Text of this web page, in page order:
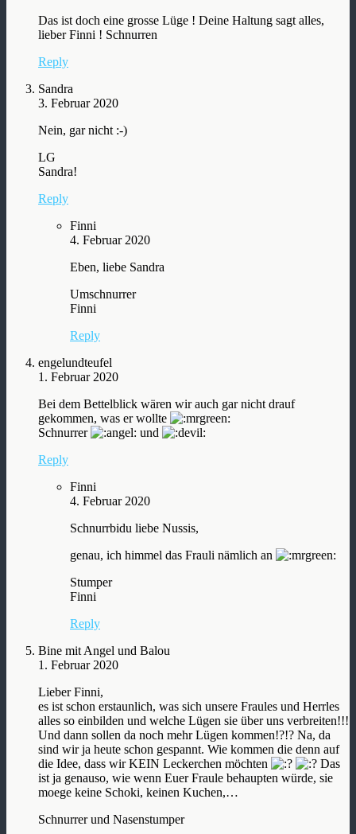
Das ist doch eine grosse Lüge ! Deine Haltung sagt alles,
lieber Finni ! Schnurren
Reply
Sandra
3. Februar 2020
Nein, gar nicht :-)
LG
Sandra!
Reply
Finni
4. Februar 2020
Eben, liebe Sandra
Umschnurrer
Finni
Reply
engelundteufel
1. Februar 2020
Bei dem Bettelblick wären wir auch gar nicht drauf
gekommen, was er wollte
Schnurrer
und
Reply
Finni
4. Februar 2020
Schnurrbidu liebe Nussis,
genau, ich himmel das Frauli nämlich an
Stumper
Finni
Reply
Bine mit Angel und Balou
1. Februar 2020
Lieber Finni,
es ist schon erstaunlich, was sich unsere Fraules und Herrles
alles so einbilden und welche Lügen sie über uns verbreiten!!!
Und dann sollen da noch mehr Lügen kommen!?!? Na, da
sind wir ja heute schon gespannt. Wie kommen die denn auf
die Idee, dass wir KEIN Leckerchen möchten
Das
ist ja genauso, wie wenn Euer Fraule behaupten würde, sie
moege keine Schoki, keinen Kuchen,…
Schnurrer und Nasenstumper